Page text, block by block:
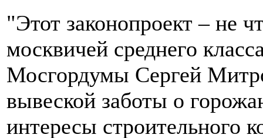
"Этот законопроект – не
москвичей среднего
Мосгордумы Сергей
вывеской заботы о
интересы строительного